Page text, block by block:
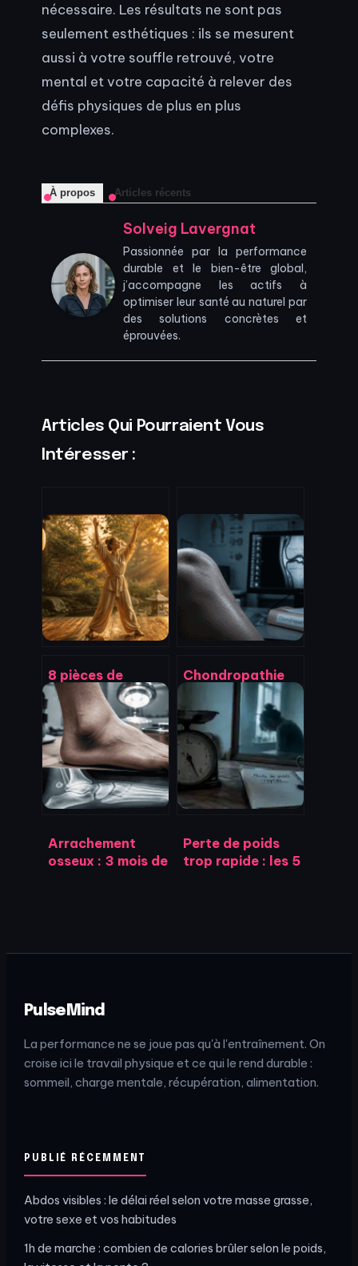
nécessaire. Les résultats ne sont pas
seulement esthétiques : ils se mesurent
aussi à votre souffle retrouvé, votre
mental et votre capacité à relever des
défis physiques de plus en plus
complexes.
À propos Articles récents
Solveig Lavergnat
Passionnée par la performance
durable et le bien-être global,
j’accompagne les actifs à
optimiser leur santé au naturel par
des solutions concrètes et
éprouvées.
Articles Qui Pourraient Vous
Intéresser :
8 pièces de
brocart : libérez
vos tensions et
renforcez votre
dos avec le Qi
Gong
Chondropathie
stade 3 : 4
stratégies
médicales pour
préserver votre
cartilage
Arrachement
osseux : 3 mois de
Perte de poids
trop rapide : les 5
PulseMind
La performance ne se joue pas qu'à l'entraînement. On
croise ici le travail physique et ce qui le rend durable :
sommeil, charge mentale, récupération, alimentation.
PUBLIÉ RÉCEMMENT
Abdos visibles : le délai réel selon votre masse grasse,
votre sexe et vos habitudes
1h de marche : combien de calories brûler selon le poids,